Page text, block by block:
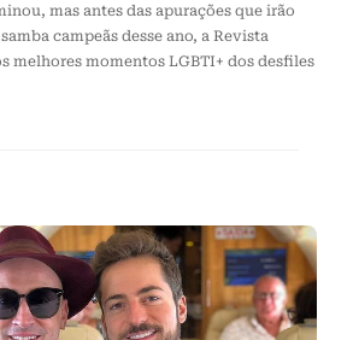
mas antes das apurações que irão
campeãs desse ano, a Revista
melhores momentos LGBTI+ dos desfiles